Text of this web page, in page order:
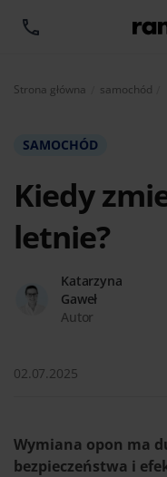
Strona główna samochód
SAMOCHÓD
Kiedy
letnie?
Katarzyna
Gaweł
Autor
02.07.2025
Wymiana opon ma
bezpieczeństwa i